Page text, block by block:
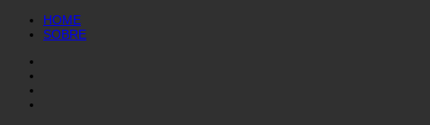
HOME
SOBRE